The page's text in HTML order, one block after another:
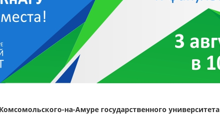
на-Амуре государственного университета